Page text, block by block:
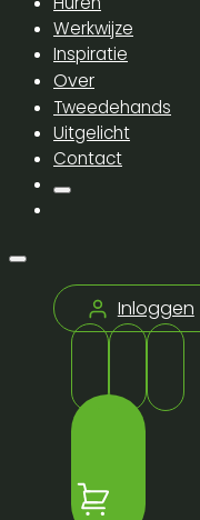
Werkwijze
Inspiratie
Over
Tweedehands
Uitgelicht
Contact
Inloggen